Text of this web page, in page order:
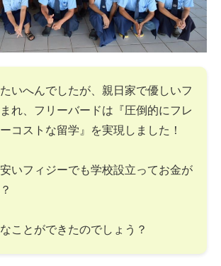
いへんでしたが、親日家で優しいフ
れ、フリーバードは『圧倒的にフレ
コストな留学』を実現しました！
いフィジーでも学校設立ってお金が
ことができたのでしょう？